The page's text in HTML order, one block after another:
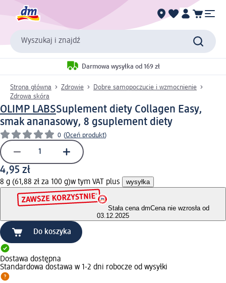
Wyszukaj i znajdź
Darmowa wysyłka od 169 zł
Strona główna Zdrowie
Dobre samopoczucie i wzmocnienie
Zdrowa skóra
OLIMP LABSSuplement diety Collagen Easy,
smak ananasowy, 8 gsuplement diety
0 (Oceń produkt)
4,95 zł
8 g (61,88 zł za 100 g)w tym VAT plus wysyłka
Stała cena dmCena nie wzrosła od
03.12.2025
Do koszyka
Dostawa dostępna
Standardowa dostawa w 1-2 dni robocze od wysyłki